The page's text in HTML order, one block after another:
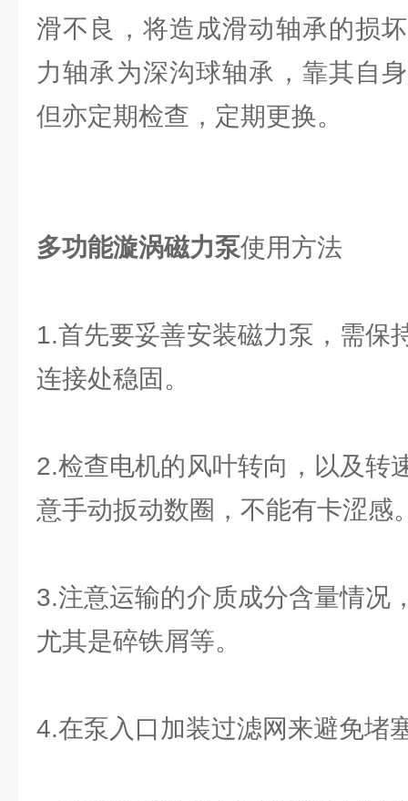
滑不良，将造成滑动轴承的损
力轴承为深沟球轴承，靠其自
但亦定期检查，定期更换。
多功能漩涡磁力泵使用方法
1.首先要妥善安装磁力泵，需保
连接处稳固。
2.检查电机的风叶转向，以及转
意手动扳动数圈，不能有卡涩感
3.注意运输的介质成分含量情况
尤其是碎铁屑等。
4.在泵入口加装过滤网来避免堵